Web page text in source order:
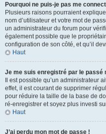
Pourquoi ne puis-je pas me
Plusieurs raisons pourraient
nom d’utilisateur et votre mot de
un administrateur du forum pour
également possible que le
configuration de son côté, et qu’il
Haut
Je me suis enregistré par le passé
Il est possible qu’un administrateur
effet, il est courant de supprimer
pour réduire la taille de la base de
ré-enregistrer et soyez plus investi
Haut
J’ai perdu mon mot de passe !